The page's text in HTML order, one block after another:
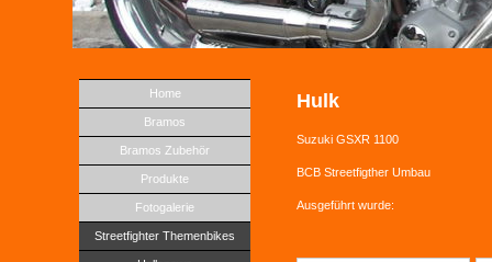
Home
Bramos
Bramos Zubehör
Produkte
Fotogalerie
Streetfighter Themenbikes
Hulk
Suzuki GSXR 1100
BCB Streetfigther Umbau
Ausgeführt wurde: